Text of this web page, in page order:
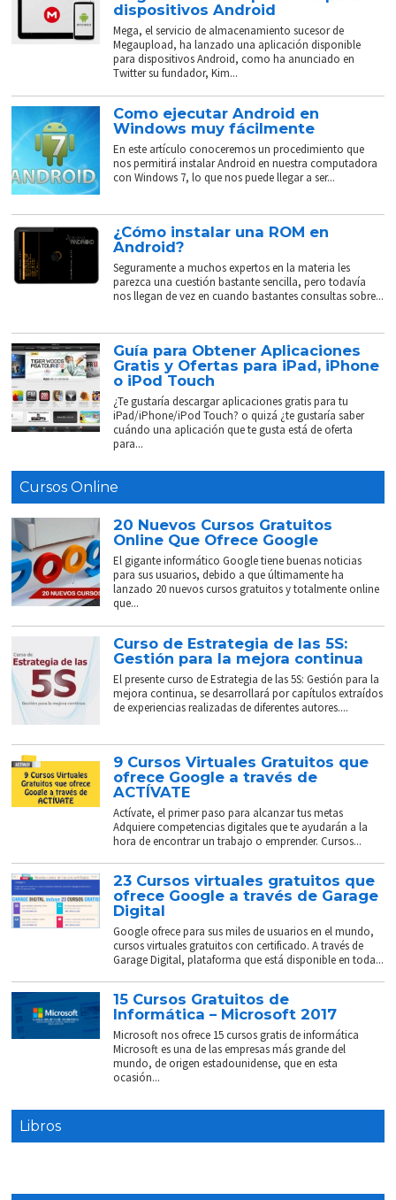
dispositivos Android
Mega, el servicio de almacenamiento sucesor de
Megaupload, ha lanzado una aplicación disponible
para dispositivos Android, como ha anunciado en
Twitter su fundador, Kim...
Como ejecutar Android en
Windows muy fácilmente
En este artículo conoceremos un procedimiento que
nos permitirá instalar Android en nuestra computadora
con Windows 7, lo que nos puede llegar a ser...
¿Cómo instalar una ROM en
Android?
Seguramente a muchos expertos en la materia les
parezca una cuestión bastante sencilla, pero todavía
nos llegan de vez en cuando bastantes consultas sobre...
Guía para Obtener Aplicaciones
Gratis y Ofertas para iPad, iPhone
o iPod Touch
¿Te gustaría descargar aplicaciones gratis para tu
iPad/iPhone/iPod Touch? o quizá ¿te gustaría saber
cuándo una aplicación que te gusta está de oferta
para...
Cursos Online
20 Nuevos Cursos Gratuitos
Online Que Ofrece Google
El gigante informático Google tiene buenas noticias
para sus usuarios, debido a que últimamente ha
lanzado 20 nuevos cursos gratuitos y totalmente online
que...
Curso de Estrategia de las 5S:
Gestión para la mejora continua
El presente curso de Estrategia de las 5S: Gestión para la
mejora continua, se desarrollará por capítulos extraídos
de experiencias realizadas de diferentes autores....
9 Cursos Virtuales Gratuitos que
ofrece Google a través de
ACTÍVATE
Actívate, el primer paso para alcanzar tus metas
Adquiere competencias digitales que te ayudarán a la
hora de encontrar un trabajo o emprender. Cursos...
23 Cursos virtuales gratuitos que
ofrece Google a través de Garage
Digital
Google ofrece para sus miles de usuarios en el mundo,
cursos virtuales gratuitos con certificado. A través de
Garage Digital, plataforma que está disponible en toda...
15 Cursos Gratuitos de
Informática – Microsoft 2017
Microsoft nos ofrece 15 cursos gratis de informática
Microsoft es una de las empresas más grande del
mundo, de origen estadounidense, que en esta
ocasión...
Libros